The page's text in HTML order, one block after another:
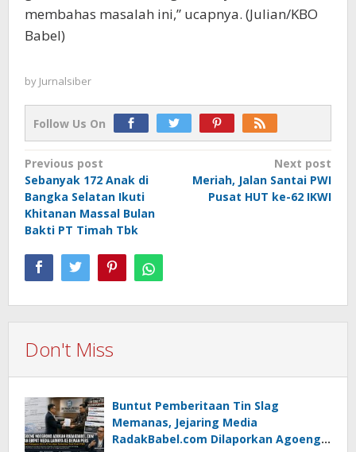
membahas masalah ini,” ucapnya. (Julian/KBO
Babel)
by Jurnalsiber
Follow Us On
Post
navigation
Previous post
Sebanyak 172 Anak di
Bangka Selatan Ikuti
Khitanan Massal Bulan
Bakti PT Timah Tbk
Next post
Meriah, Jalan Santai PWI
Pusat HUT ke-62 IKWI
Don't Miss
Buntut Pemberitaan Tin Slag
Memanas, Jejaring Media
RadakBabel.com Dilaporkan Agoeng